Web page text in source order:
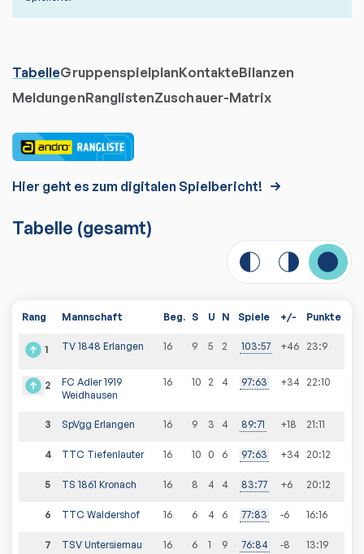
TabelleGruppenspielplanKontakteBilanzen
MeldungenRanglistenZuschauer-Matrix
Hier geht es zum digitalen Spielbericht!
Tabelle (gesamt)
Rang Mannschaft Beg. S U N Spiele +/- Punkte
1 TV 1848 Erlangen 16 9 5 2 103:57 +46 23:9
2
FC Adler 1919
Weidhausen
16 10 2 4 97:63 +34 22:10
3 SpVgg Erlangen 16 9 3 4 89:71 +18 21:11
4 TTC Tiefenlauter 16 10 0 6 97:63 +34 20:12
5 TS 1861 Kronach 16 8 4 4 83:77 +6 20:12
6 TTC Waldershof 16 6 4 6 77:83 -6 16:16
7 TSV Untersiemau 16 6 1 9 76:84 -8 13:19